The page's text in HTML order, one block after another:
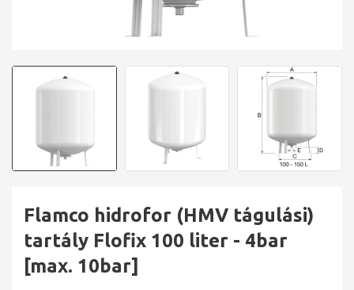
Flamco hidrofor (HMV tágulási)
tartály Flofix 100 liter - 4bar
[max. 10bar]